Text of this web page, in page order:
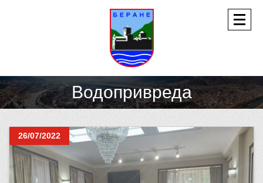
Водопривреда
26/07/2022